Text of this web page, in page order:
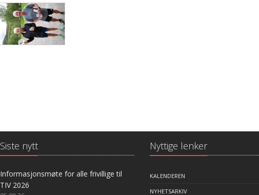
Siste nytt
Informasjonsmøte for alle frivillige til
TIV 2026
Nyttige lenker
KALENDEREN
NYHETSARKIV